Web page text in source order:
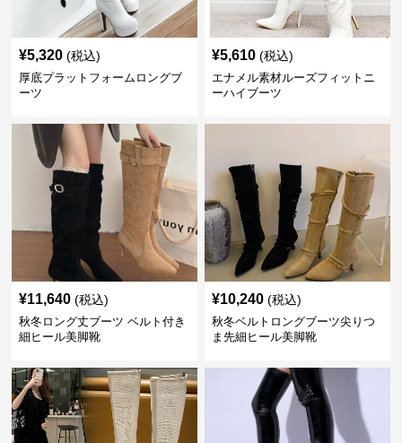
¥5,320 (税込)
厚底プラットフォームロングブ
ーツ
¥5,610 (税込)
エナメル素材ルーズフィットニ
ーハイブーツ
¥11,640 (税込)
秋冬ロング丈ブーツ ベルト付き
細ヒール美脚靴
¥10,240 (税込)
秋冬ベルトロングブーツ尖りつ
ま先細ヒール美脚靴